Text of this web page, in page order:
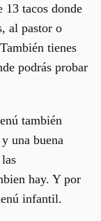
13 tacosdonde
, al pastoro
tienes
podrás probar
también
una buena
hay. Y por
infantil.